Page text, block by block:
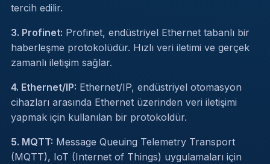
tercih edilir.
3. Profinet: Profinet, endüstriyel Ethernet tabanlı bir
haberleşme protokolüdür. Hızlı veri iletimi ve gerçek
zamanlı iletişim sağlar.
4. Ethernet/IP: Ethernet/IP, endüstriyel otomasyon
cihazları arasında Ethernet üzerinden veri iletişimi
yapmak için kullanılan bir protokoldür.
5. MQTT: Message Queuing Telemetry Transport
(MQTT), IoT (Internet of Things) uygulamaları için